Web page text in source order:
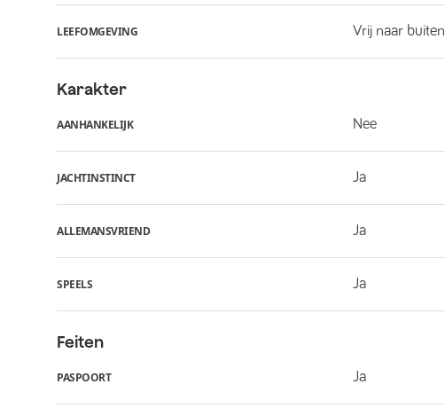
LEEFOMGEVING Vrij naar buiten
Karakter
AANHANKELIJK Nee
JACHTINSTINCT Ja
ALLEMANSVRIEND Ja
SPEELS Ja
Feiten
PASPOORT Ja